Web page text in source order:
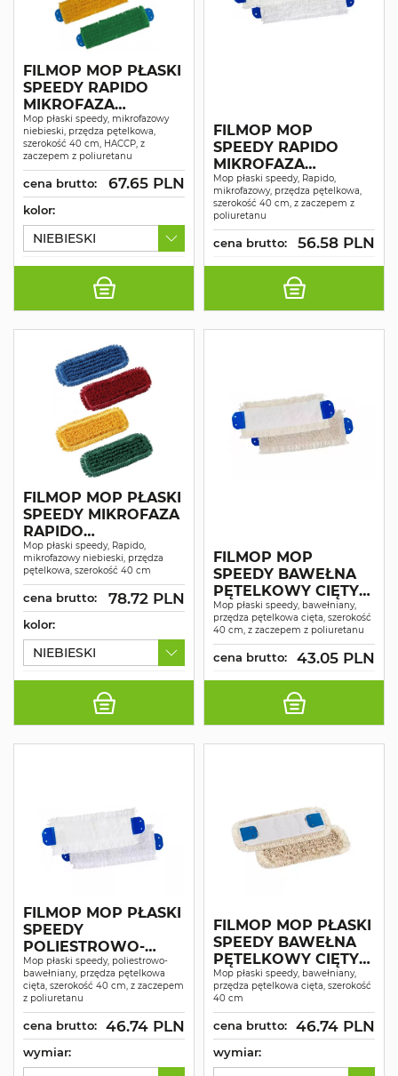
FILMOP MOP PŁASKI
SPEEDY RAPIDO
MIKROFAZA
PĘTELKOWY
ZACZEP
POLIURETANOWY
40CM, SYSTEM
HACCP
Mop płaski speedy, mikrofazowy
niebieski, przędza pętelkowa,
szerokość 40 cm, HACCP, z
zaczepem z poliuretanu
cena brutto: 67.65 PLN
kolor:
NIEBIESKI
FILMOP MOP
SPEEDY RAPIDO
MIKROFAZA
PĘTELKOWY
ZACZEP
POLIURETANOWY
40CM
Mop płaski speedy, Rapido,
mikrofazowy, przędza pętelkowa,
szerokość 40 cm, z zaczepem z
poliuretanu
cena brutto: 56.58 PLN
FILMOP MOP PŁASKI
SPEEDY MIKROFAZA
RAPIDO
PĘTELKOWY 40CM,
SYSTEM HACCP
Mop płaski speedy, Rapido,
mikrofazowy niebieski, przędza
pętelkowa, szerokość 40 cm
cena brutto: 78.72 PLN
kolor:
NIEBIESKI
FILMOP MOP
SPEEDY BAWEŁNA
PĘTELKOWY CIĘTY
BRZEG
POLIURETANOWY
ZACZEP 40CM
Mop płaski speedy, bawełniany,
przędza pętelkowa cięta, szerokość
40 cm, z zaczepem z poliuretanu
cena brutto: 43.05 PLN
FILMOP MOP PŁASKI
SPEEDY
POLIESTROWO-
BAWEŁNIANY
PĘTELKOWY Z
CIĘTYM BRZEGIEM,
ZACZEP
POLIURETANOWY
Mop płaski speedy, poliestrowo-
bawełniany, przędza pętelkowa
cięta, szerokość 40 cm, z zaczepem
z poliuretanu
cena brutto: 46.74 PLN
wymiar:
FILMOP MOP PŁASKI
SPEEDY BAWEŁNA
PĘTELKOWY CIĘTY
BRZEG
Mop płaski speedy, bawełniany,
przędza pętelkowa cięta, szerokość
40 cm
cena brutto: 46.74 PLN
wymiar: